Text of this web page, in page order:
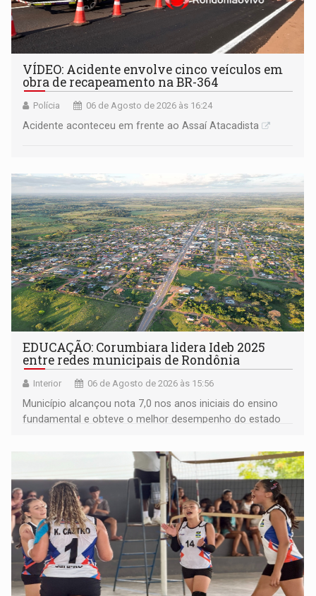
VÍDEO: Acidente envolve cinco veículos em
obra de recapeamento na BR-364
Polícia 06 de Agosto de 2026 às 16:24
Acidente aconteceu em frente ao Assaí Atacadista
EDUCAÇÃO: Corumbiara lidera Ideb 2025
entre redes municipais de Rondônia
Interior 06 de Agosto de 2026 às 15:56
Município alcançou nota 7,0 nos anos iniciais do ensino
fundamental e obteve o melhor desempenho do estado